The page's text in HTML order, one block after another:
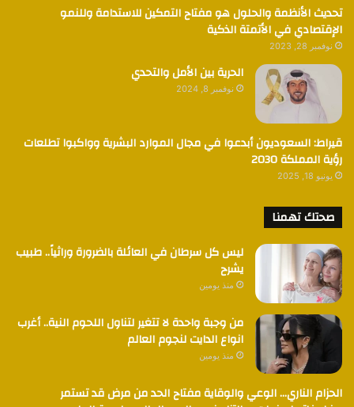
تحديث الأنظمة والحلول هو مفتاح التمكين للاستدامة وللنمو
الإقتصادي في الأتمتة الذكية
نوفمبر 28, 2023
الحرية بين الأمل والتحدي
نوفمبر 8, 2024
قيراط: السعوديون أبدعوا في مجال الموارد البشرية وواكبوا تطلعات
رؤية المملكة 2030
يونيو 18, 2025
صحتك تهمنا
ليس كل سرطان في العائلة بالضرورة وراثياً.. طبيب
يشرح
منذ يومين
من وجبة واحدة لا تتغير لتناول اللحوم النية.. أغرب
انواع الدايت لنجوم العالم
منذ يومين
الحزام الناري… الوعي والوقاية مفتاح الحد من مرض قد تستمر